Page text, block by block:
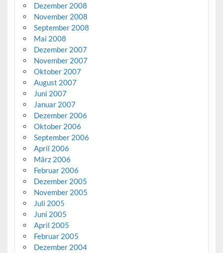
Dezember 2008
November 2008
September 2008
Mai 2008
Dezember 2007
November 2007
Oktober 2007
August 2007
Juni 2007
Januar 2007
Dezember 2006
Oktober 2006
September 2006
April 2006
März 2006
Februar 2006
Dezember 2005
November 2005
Juli 2005
Juni 2005
April 2005
Februar 2005
Dezember 2004